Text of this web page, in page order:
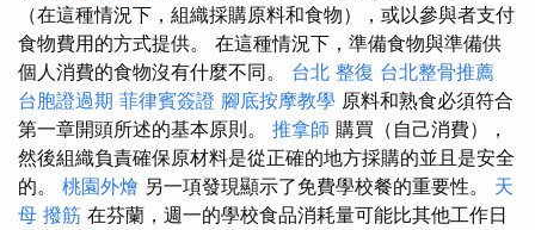
（在這種情況下，組織採購原料和食物），或以參與者支付
食物費用的方式提供。 在這種情況下，準備食物與準備供
個人消費的食物沒有什麼不同。 台北 整復 台北整骨推薦
台胞證過期 菲律賓簽證 腳底按摩教學 原料和熟食必須符合
第一章開頭所述的基本原則。 推拿師 購買（自己消費），
然後組織負責確保原材料是從正確的地方採購的並且是安全
的。 桃園外燴 另一項發現顯示了免費學校餐的重要性。 天
母 撥筋 在芬蘭，週一的學校食品消耗量可能比其他工作日